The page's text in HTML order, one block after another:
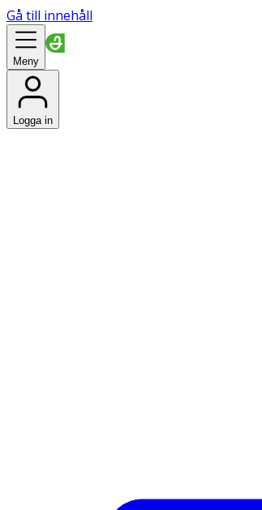
Gå till innehåll
Meny
Logga in